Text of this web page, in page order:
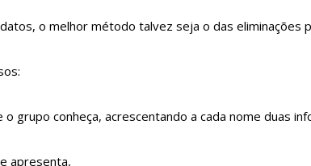
o melhor método talvez seja o das eliminações
grupo conheça, acrescentando a cada nome duas
apresenta,